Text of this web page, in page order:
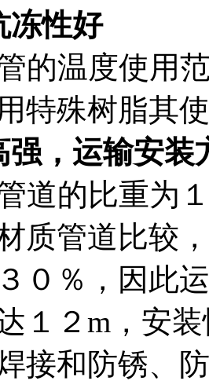
冻性好
的温度使用
特殊树脂其
强，运输安装
道的比重为
质管道比较
０％，因此
１２m，安
接和防锈、